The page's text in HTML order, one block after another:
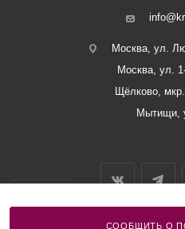
СООБЩИТЬ О
Москва, ул.
Москва, ул.
Щёлково,
Мытищи,